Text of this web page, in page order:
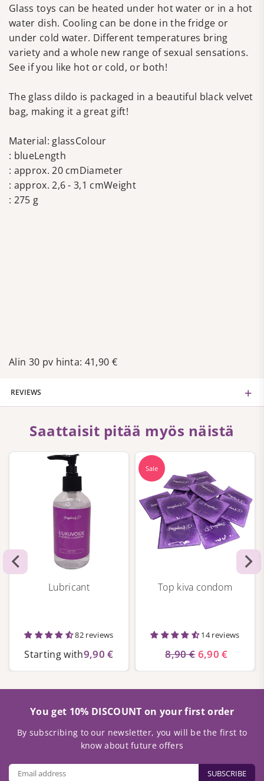
Glass toys can be heated under hot water or in a hot
water dish. Cooling can be done in the fridge or
under cold water. Different temperatures bring
variety and a whole new range of sexual sensations.
See if you like hot or cold, or both!
The glass dildo is packaged in a beautiful black velvet
bag, making it a great gift!
Material: glassColour
: blueLength
: approx. 20 cmDiameter
: approx. 2,6 - 3,1 cmWeight
: 275 g
Alin 30 pv hinta: 41,90 €
REVIEWS
Saattaisit pitää myös näistä
Lubricant
82 reviews
Starting with9,90 €
Sale
Top kiva condom
14 reviews
8,90 € 6,90 €
You get 10% DISCOUNT on your first order
By subscribing to our newsletter, you will be the first to
know about future offers
SUBSCRIBE